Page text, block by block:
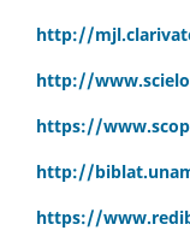
http://
http://
https://
http://
https://